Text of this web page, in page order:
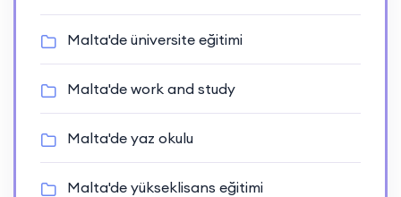
Malta'de üniversite eğitimi
Malta'de work and study
Malta'de yaz okulu
Malta'de yükseklisans eğitimi